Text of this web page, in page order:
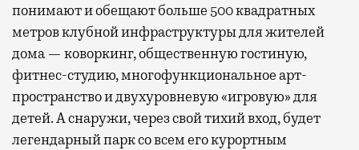
понимают и обещают больше 500 квадратных
метров клубной инфраструктуры для жителей
дома — коворкинг, общественную гостиную,
фитнес-студию, многофункциональное арт-
пространство и двухуровневую «игровую» для
детей. А снаружи, через свой тихий вход, будет
легендарный парк со всем его курортным